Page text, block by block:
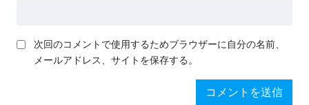
次回のコメントで使用するためブラウザーに自分の名前、
メールアドレス、サイトを保存する。